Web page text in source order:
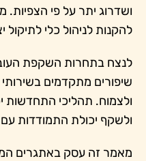
ושדרוג יתר על פי הצפיות.
להקנות לניהול כלי לתיקול
לנצח בתחרות השקפת
שיפורים מתקדמים
ולצמוח. תהליכי התחדשות
ולשקף יכולת התמודדות
מאמר זה עסק באתגרים